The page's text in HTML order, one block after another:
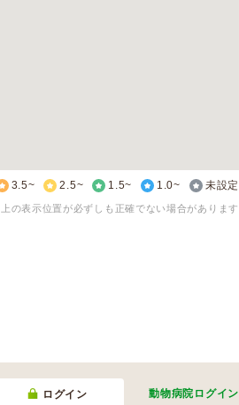
3.5~ 2.5~ 1.5~ 1.0~ 未設定
の表示位置が必ずしも正確でない場合があります
ログイン 動物病院 ログイン